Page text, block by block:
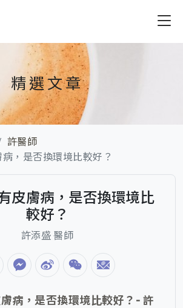
精選文章
許醫師
，是否換環境比較好？
皮膚病，是否換環境比
較好？
許添盛 醫師
病，是否換環境比較好？- 許